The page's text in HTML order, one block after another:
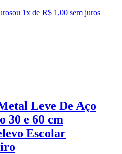
ou 1x de R$ 1,00 sem juros
Leve De Aço
30 e 60 cm
Escolar